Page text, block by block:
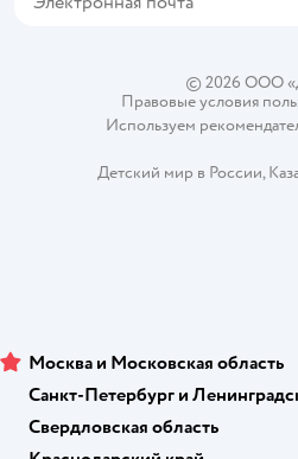
© 2026 ООО
Правовые условия
Используем
Детский мир в России,
Москва и Московская область
Санкт-Петербург и
Свердловская область